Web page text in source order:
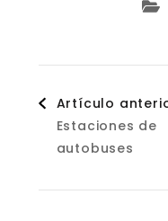
de
Artículo
Estaciones de
autobuses